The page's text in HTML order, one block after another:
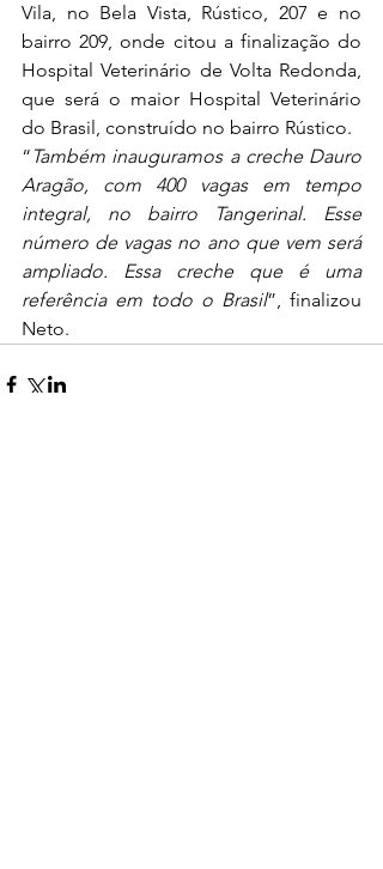
Vila, no Bela Vista, Rústico, 207 e no
bairro 209, onde citou a finalização do
Hospital Veterinário de Volta Redonda,
que será o maior Hospital Veterinário
do Brasil, construído no bairro Rústico.
“ Também inauguramos a creche Dauro
Aragão, com 400 vagas em tempo
integral, no bairro Tangerinal. Esse
número de vagas no ano que vem será
ampliado. Essa creche que é uma
referência em todo o Brasil”, finalizou
Neto.